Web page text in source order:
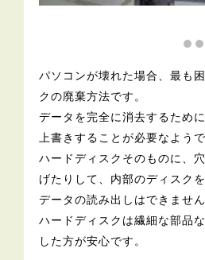
パソコンが壊れた場合、最も
クの廃棄方法です。
データを完全に消去するため
上書きすることが必要なようで
ハードディスクそのものに、
げたりして、内部のディスク
データの読み出しはできません
ハードディスクは繊細な部品
した方が安心です。